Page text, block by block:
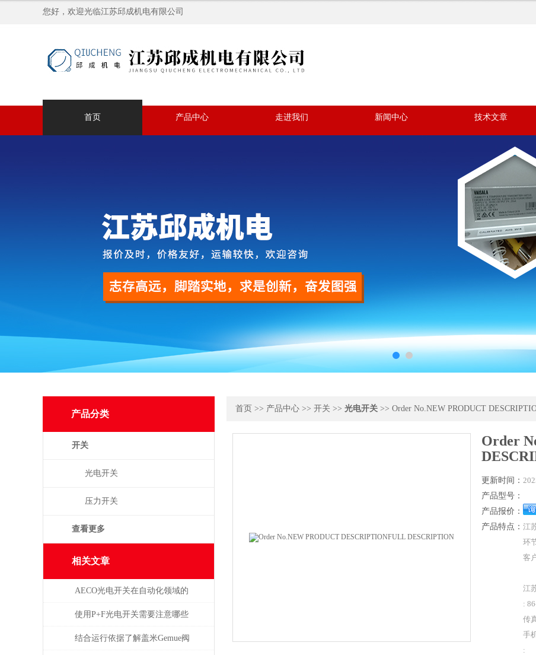
您好，欢迎光临江苏邱成机电有限公司
首页 产品中心 走进我们 新闻中心 技术文章
产品分类
开关
光电开关
压力开关
查看更多
相关文章
AECO光电开关在自动化领域的
与应用
使用P+F光电开关需要注意哪些
问题？
结合运行依据了解盖米Gemue阀
首页 >> 产品中心 >> 开关 >> 光电开关 >> Order No.NEW PRODUCT
Order
更新时间：
产品型号：
产品报价：
产品特点： 江
环
客
江
:
传
手
: